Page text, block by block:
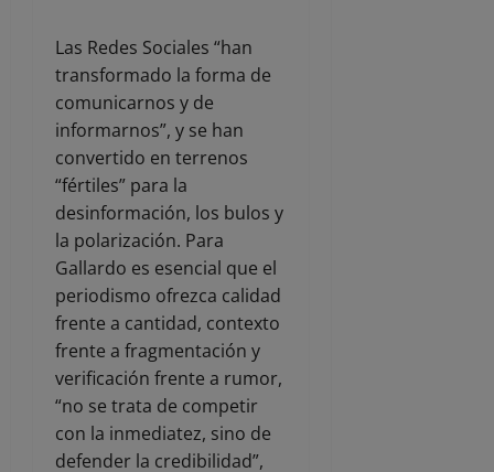
Las Redes Sociales “han
transformado la forma de
comunicarnos y de
informarnos”, y se han
convertido en terrenos
“fértiles” para la
desinformación, los bulos y
la polarización. Para
Gallardo es esencial que el
periodismo ofrezca calidad
frente a cantidad, contexto
frente a fragmentación y
verificación frente a rumor,
“no se trata de competir
con la inmediatez, sino de
defender la credibilidad”,